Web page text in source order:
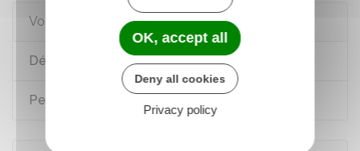
Voir aussi
Déclaration préalable (DP)
Permis de construire (PC)
OK, accept all
Deny all cookies
Privacy policy